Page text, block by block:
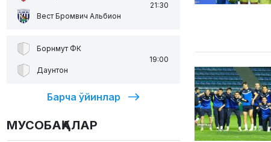
Вест Бромвич Альбион
21:30
Борнмут ФК
Даунтон
19:00
Барча ўйинлар
МУСОБАҚАЛАР